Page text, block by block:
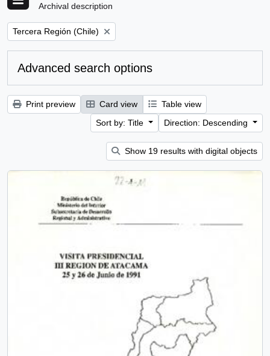
Archival description
Remove filter:
Tercera Región (Chile)
Advanced search options
Print preview Card view
Table view
Sort by: Title
Direction: Descending
Show 19 results with digital objects